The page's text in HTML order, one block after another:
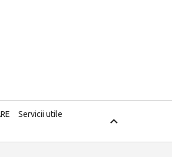
Servicii utile